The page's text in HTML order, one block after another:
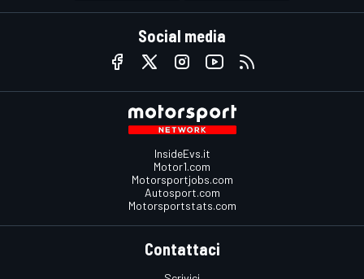
Social media
InsideEvs.it
Motor1.com
Motorsportjobs.com
Autosport.com
Motorsportstats.com
Contattaci